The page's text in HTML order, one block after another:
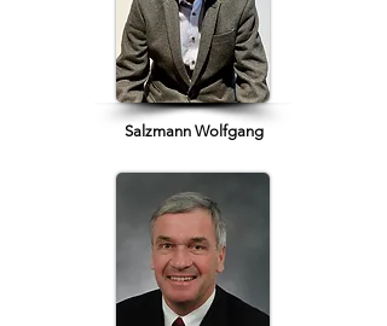
Salzmann Wolfgang